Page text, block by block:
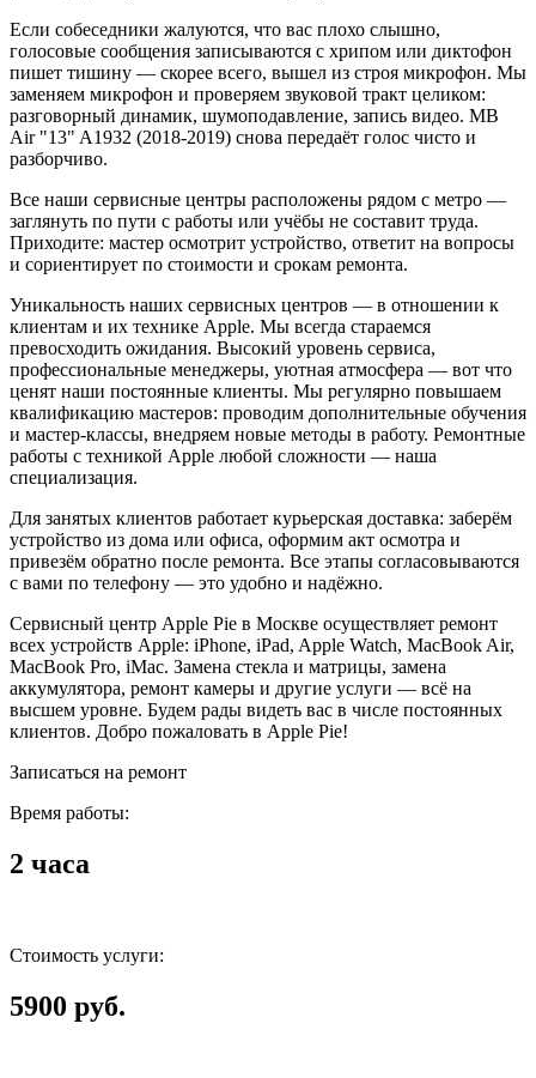
Если собеседники жалуются, что вас плохо слышно,
голосовые сообщения записываются с хрипом или диктофон
пишет тишину — скорее всего, вышел из строя микрофон. Мы
заменяем микрофон и проверяем звуковой тракт целиком:
разговорный динамик, шумоподавление, запись видео. MB
Air "13" A1932 (2018-2019) снова передаёт голос чисто и
разборчиво.
Все наши сервисные центры расположены рядом с метро —
заглянуть по пути с работы или учёбы не составит труда.
Приходите: мастер осмотрит устройство, ответит на вопросы
и сориентирует по стоимости и срокам ремонта.
Уникальность наших сервисных центров — в отношении к
клиентам и их технике Apple. Мы всегда стараемся
превосходить ожидания. Высокий уровень сервиса,
профессиональные менеджеры, уютная атмосфера — вот что
ценят наши постоянные клиенты. Мы регулярно повышаем
квалификацию мастеров: проводим дополнительные обучения
и мастер-классы, внедряем новые методы в работу. Ремонтные
работы с техникой Apple любой сложности — наша
специализация.
Для занятых клиентов работает курьерская доставка: заберём
устройство из дома или офиса, оформим акт осмотра и
привезём обратно после ремонта. Все этапы согласовываются
с вами по телефону — это удобно и надёжно.
Сервисный центр Apple Pie в Москве осуществляет ремонт
всех устройств Apple: iPhone, iPad, Apple Watch, MacBook Air,
MacBook Pro, iMac. Замена стекла и матрицы, замена
аккумулятора, ремонт камеры и другие услуги — всё на
высшем уровне. Будем рады видеть вас в числе постоянных
клиентов. Добро пожаловать в Apple Pie!
Записаться на ремонт
Время работы:
2 часа
Стоимость услуги:
5900 руб.